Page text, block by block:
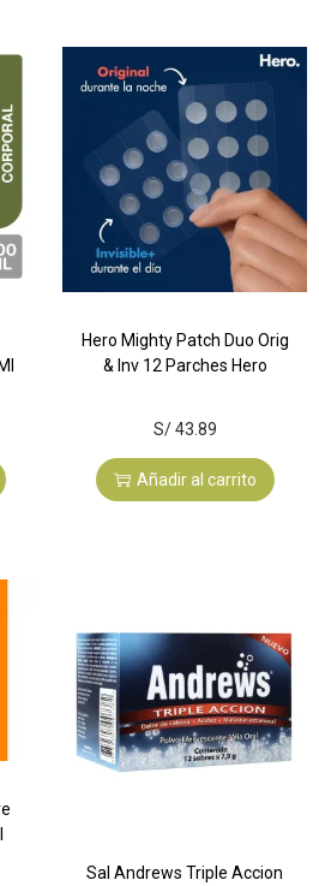
Hero Mighty Patch Duo Orig
& Inv 12 Parches Hero
S/43.89
Añadir al carrito
Sal Andrews Triple Accion